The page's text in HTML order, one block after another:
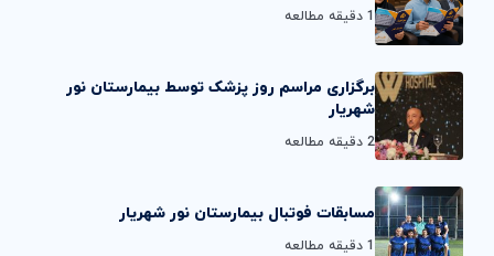
1 دقیقه مطالعه
برگزاری مراسم روز پزشک توسط بیمارستان نور
شهریار
2 دقیقه مطالعه
مسابقات فوتبال بیمارستان نور شهریار
1 دقیقه مطالعه